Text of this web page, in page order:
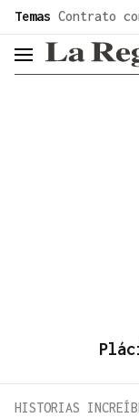
Temas Contrato
header.menu.open
HISTORIAS